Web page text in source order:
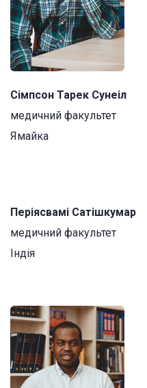
Сімпсон Тарек Сунеіл
медичний факультет
Ямайка
Періясвамі Сатішкумар
медичний факультет
Індія